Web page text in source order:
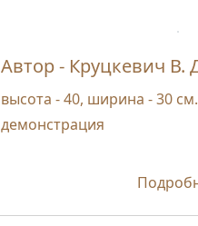
Автор - Круцкевич В.
высота - 40, ширина - 30
демонстрация